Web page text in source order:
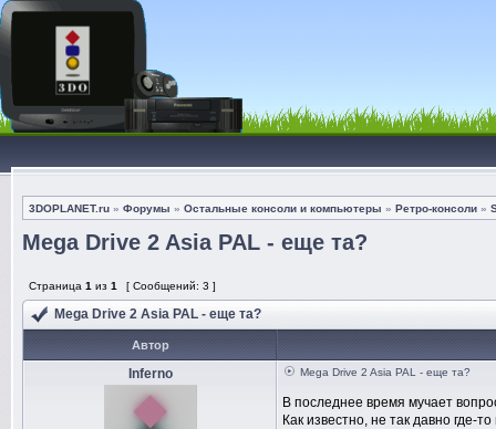
3DOPLANET.ru » Форумы » Остальные консоли и компьютеры » Ретро-консоли »
Mega Drive 2 Asia PAL - еще та?
Страница 1 из 1 [ Сообщений: 3 ]
Mega Drive 2 Asia PAL - еще та?
Автор
Inferno Mega Drive 2 Asia PAL - еще та?
В последнее время мучает
Как известно, не так давно где-